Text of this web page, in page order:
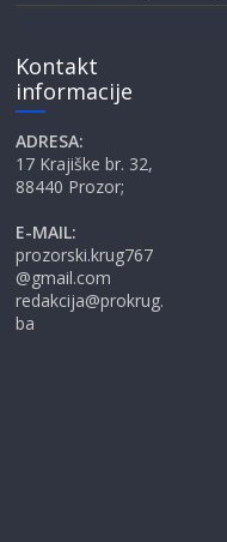
Kontakt
informacije
ADRESA:
17 Krajiške br. 32,
88440 Prozor;
E-MAIL:
prozorski.krug767
@gmail.com
redakcija@prokrug.
ba